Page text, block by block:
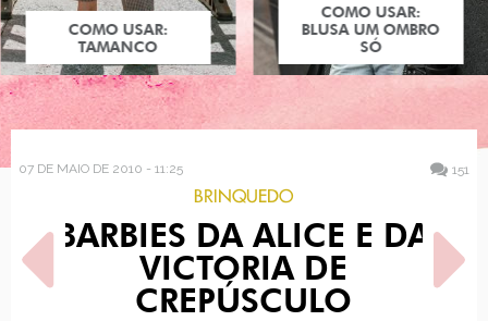
COMO USAR:
TAMANCO
COMO USAR:
BLUSA UM OMBRO
SÓ
07 DE MAIO DE 2010 - 11:25 151
BRINQUEDO
BARBIES DA ALICE E DA
VICTORIA DE
CREPÚSCULO